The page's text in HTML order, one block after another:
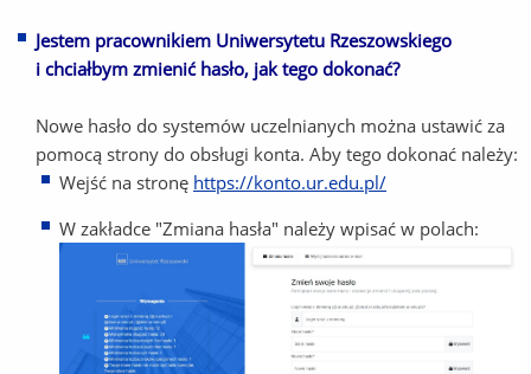
Jestem pracownikiem Uniwersytetu Rzeszowskiego
i chciałbym zmienić hasło, jak tego dokonać?
Nowe hasło do systemów uczelnianych można ustawić za
pomocą strony do obsługi konta. Aby tego dokonać należy:
Wejść na stronę https://konto.ur.edu.pl/
W zakładce "Zmiana hasła" należy wpisać w polach: